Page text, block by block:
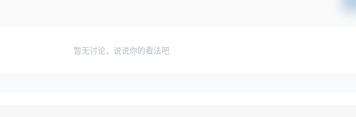
暂无讨论，说说你的看法吧